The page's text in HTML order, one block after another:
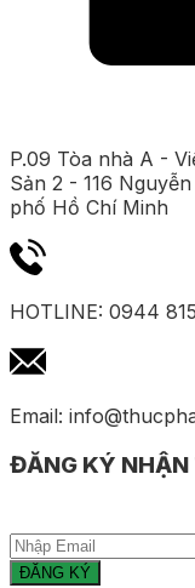
P.09 Tòa nhà A -
Sản 2 - 116
phố Hồ Chí Minh
HOTLINE: 0944
Email:
ĐĂNG KÝ NHẬN